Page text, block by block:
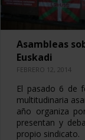
Asambleas
Euskadi
FEBRERO 12, 2014
El pasado 6 de
multitudinaria
año organiza
presentan y
propio sindicato.